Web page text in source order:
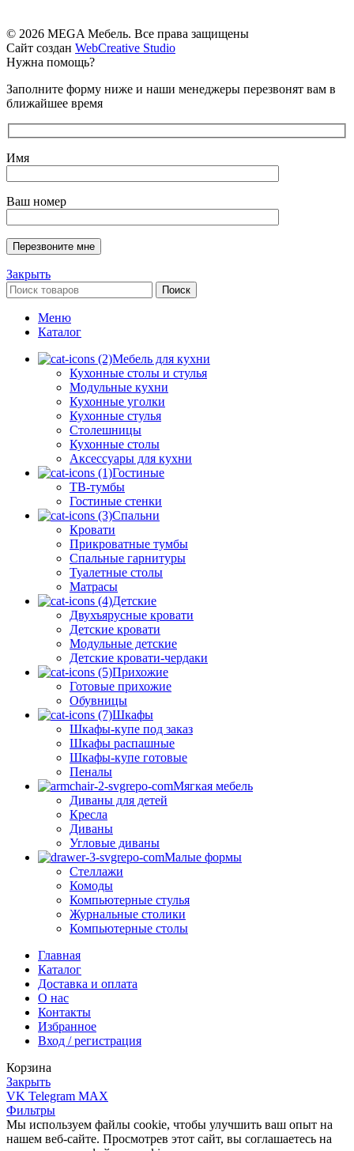
© 2026 MEGA Мебель. Все права защищены
Сайт создан WebCreative Studio
Нужна помощь?
Заполните форму ниже и наши менеджеры перезвонят вам в
ближайшее время
Имя
Ваш номер
Закрыть
Поиск
Меню
Каталог
Мебель для кухни
Кухонные столы и стулья
Модульные кухни
Кухонные уголки
Кухонные стулья
Столешницы
Кухонные столы
Аксессуары для кухни
Гостиные
ТВ-тумбы
Гостиные стенки
Спальни
Кровати
Прикроватные тумбы
Спальные гарнитуры
Туалетные столы
Матрасы
Детские
Двухъярусные кровати
Детские кровати
Модульные детские
Детские кровати-чердаки
Прихожие
Готовые прихожие
Обувницы
Шкафы
Шкафы-купе под заказ
Шкафы распашные
Шкафы-купе готовые
Пеналы
Мягкая мебель
Диваны для детей
Кресла
Диваны
Угловые диваны
Малые формы
Стеллажи
Комоды
Компьютерные стулья
Журнальные столики
Компьютерные столы
Главная
Каталог
Доставка и оплата
О нас
Контакты
Избранное
Вход / регистрация
Корзина
Закрыть
VK Telegram MAX
Фильтры
Мы используем файлы cookie, чтобы улучшить ваш опыт на
нашем веб-сайте. Просмотрев этот сайт, вы соглашаетесь на